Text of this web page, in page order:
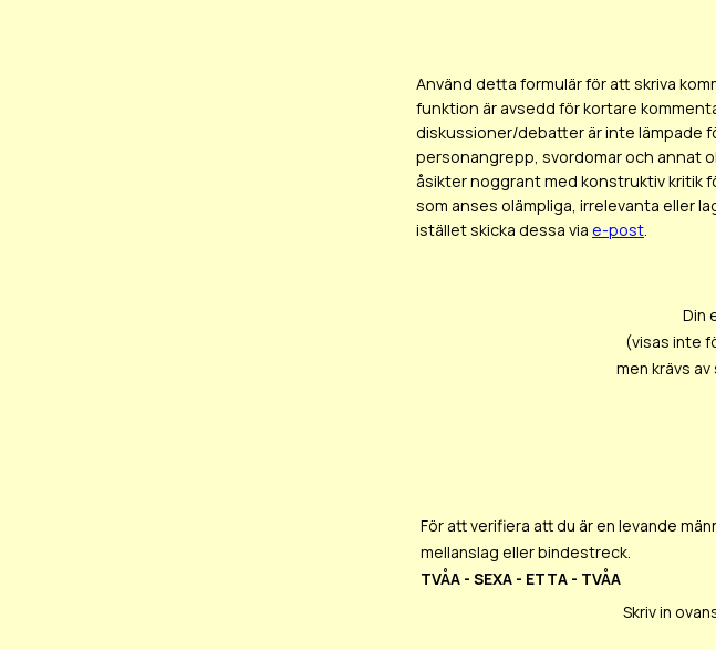
Använd detta formulär för att skriva
funktion är avsedd för kortare
diskussioner/debatter är inte lämpade
personangrepp, svordomar och annat
åsikter noggrant med konstruktiv kritik
som anses olämpliga, irrelevanta eller
istället skicka dessa via e-post
Din
(visas inte
men krävs
För att verifiera att du är en levande
mellanslag eller bindestreck.
TVÅA - SEXA - ETTA - TVÅA
Skriv in